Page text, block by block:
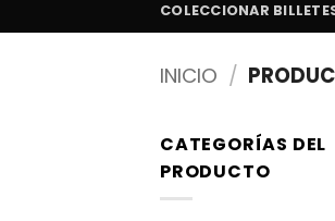
COLECCIONAR
INICIO /
CATEGORÍAS DEL
PRODUCTO